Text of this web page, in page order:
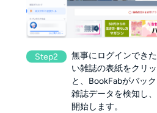
Step2
無事にログインでき
い雑誌の表紙をクリ
と、BookFabがバッ
雑誌データを検知し
開始します。